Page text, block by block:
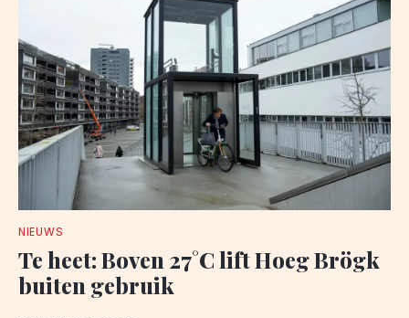
NIEUWS
Te heet: Boven 27°C lift Hoeg Brögk
buiten gebruik